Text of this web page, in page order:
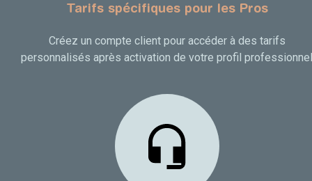
Tarifs spécifiques pour les Pros
Créez un compte client pour accéder à des tarifs
personnalisés après activation de votre profil professionnel